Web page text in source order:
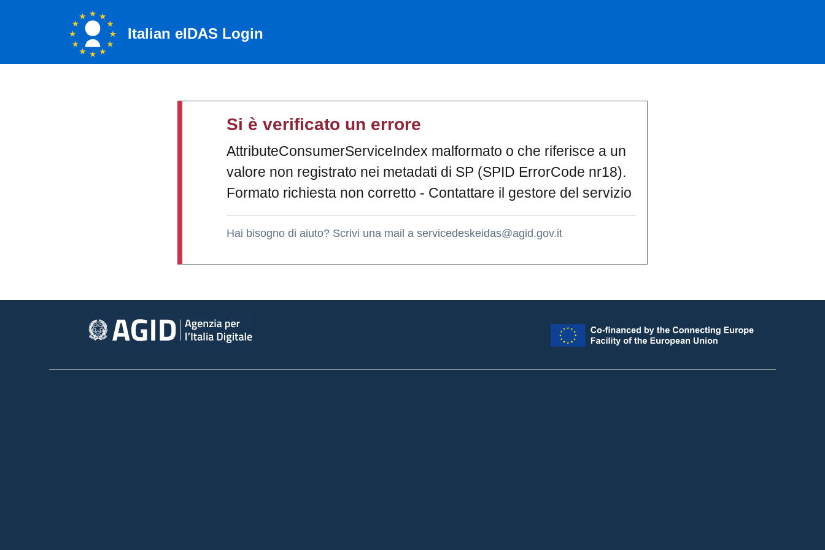
Italian eIDAS Login
Si è verificato un errore
AttributeConsumerServiceIndex malformato o che riferisce a un
valore non registrato nei metadati di SP (SPID ErrorCode nr18).
Formato richiesta non corretto - Contattare il gestore del servizio
Hai bisogno di aiuto? Scrivi una mail a servicedeskeidas@agid.gov.it